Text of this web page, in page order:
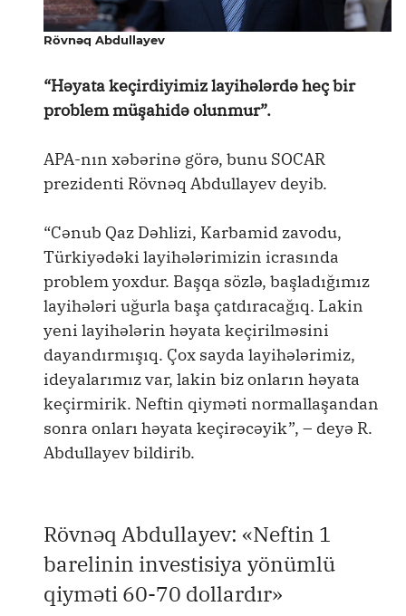
Rövnəq Abdullayev
“Həyata keçirdiyimiz layihələrdə heç bir
problem müşahidə olunmur”.
APA-nın xəbərinə görə, bunu SOCAR
prezidenti Rövnəq Abdullayev deyib.
“Cənub Qaz Dəhlizi, Karbamid zavodu,
Türkiyədəki layihələrimizin icrasında
problem yoxdur. Başqa sözlə, başladığımız
layihələri uğurla başa çatdıracağıq. Lakin
yeni layihələrin həyata keçirilməsini
dayandırmışıq. Çox sayda layihələrimiz,
ideyalarımız var, lakin biz onların həyata
keçirmirik. Neftin qiyməti normallaşandan
sonra onları həyata keçirəcəyik”, – deyə R.
Abdullayev bildirib.
Rövnəq Abdullayev: «Neftin 1
barelinin investisiya yönümlü
qiyməti 60-70 dollardır»